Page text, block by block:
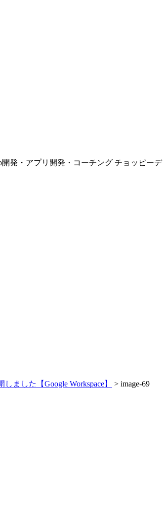
発・アプリ開発・コーチング チョッピーデ
ました【Google Workspace】 > image-69